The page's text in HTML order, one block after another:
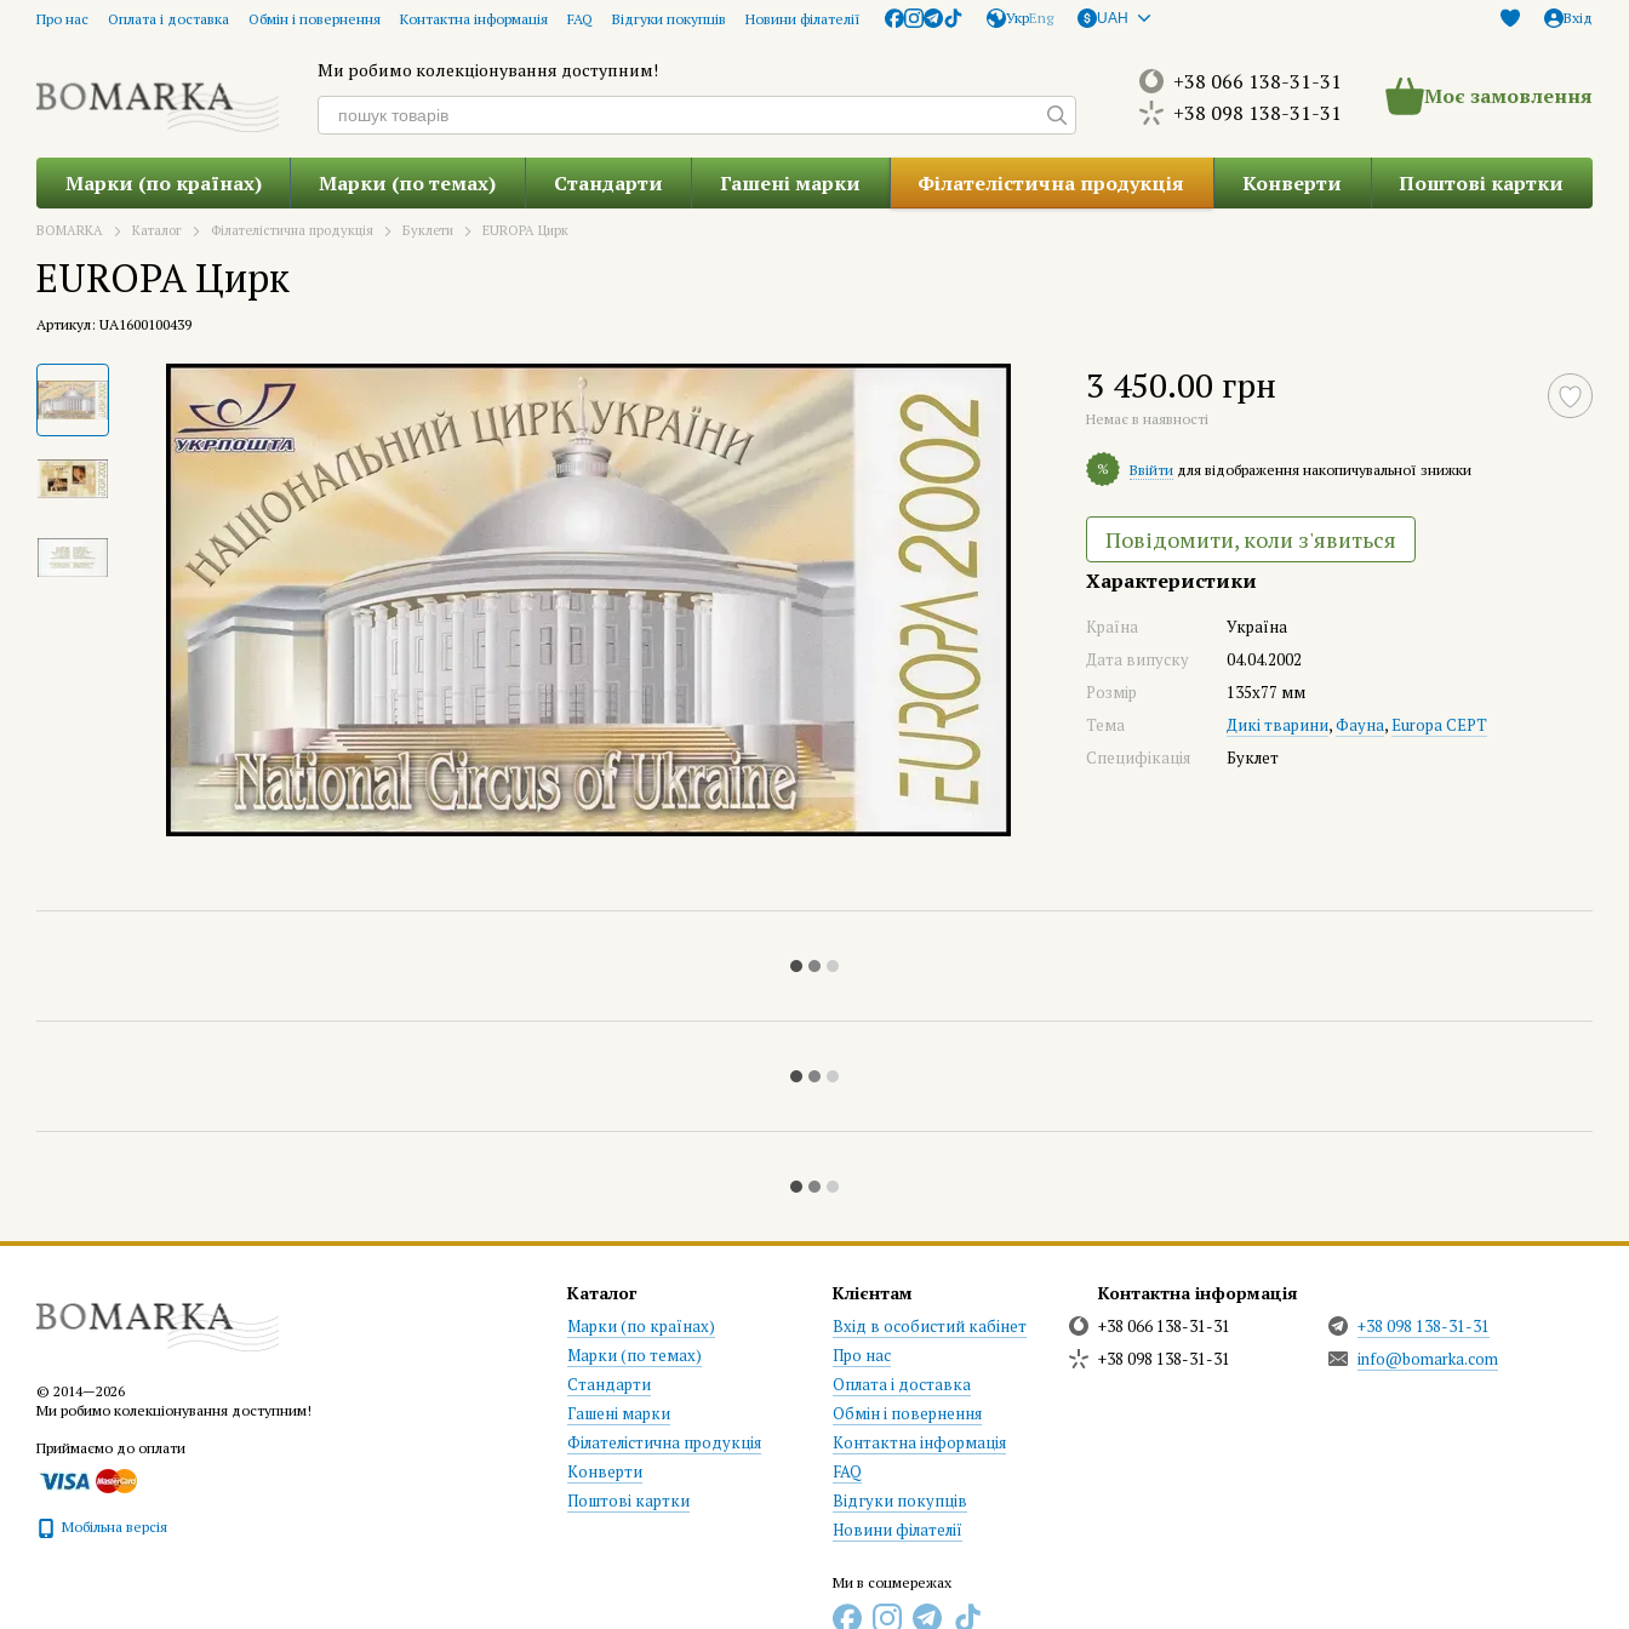
Перейти до основного контенту
Про нас Оплата і доставка Обмін і повернення Контактна інформація FAQ Відгуки покупців Новини філателії УкрEng UAH Вхід
Ми робимо колекціонування доступним!
+38 066 138-31-31
+38 098 138-31-31
Моє замовлення
Марки (по країнах) Марки (по темах) Стандарти Гашені марки Філателістична продукція Конверти Поштові картки
BOMARKA Каталог Філателістична продукція Буклети EUROPA Цирк
EUROPA Цирк
Артикул: UA1600100439
3 450.00 грн
Немає в наявності
% Ввійти для відображення накопичувальної знижки
Повідомити, коли з'явиться
Характеристики
Країна
Україна
Дата випуску
04.04.2002
Розмір
135х77 мм
Тема
Дикі тварини,Фауна,Europa CEPT
Специфікація
Буклет
© 2014—2026
Ми робимо колекціонування доступним!
Приймаємо до оплати
Мобільна версія
Каталог
Марки (по країнах)
Марки (по темах)
Стандарти
Гашені марки
Філателістична продукція
Конверти
Поштові картки
Клієнтам
Вхід в особистий кабінет
Про нас
Оплата і доставка
Обмін і повернення
Контактна інформація
FAQ
Відгуки покупців
Новини філателії
Ми в соцмережах
Контактна інформація
+38 066 138-31-31
+38 098 138-31-31
+38 098 138-31-31
info@bomarka.com